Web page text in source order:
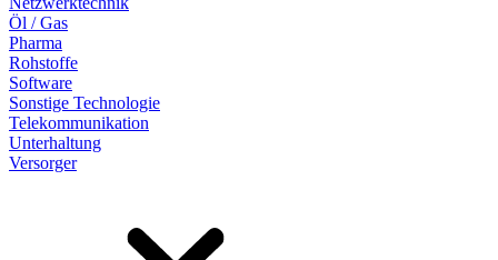
Öl / Gas
Pharma
Rohstoffe
Software
Sonstige Technologie
Telekommunikation
Unterhaltung
Versorger